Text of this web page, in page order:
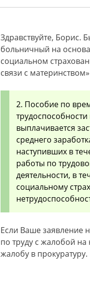
Здравствуйте, Борис.
больничный на
социальном
связи с материнством»
2. Пособие по
выплачивается
среднего
наступивших в
работы по
деятельности, в
социальному
Если Ваше заявление
по труду с жалобой
жалобу в прокуратуру.